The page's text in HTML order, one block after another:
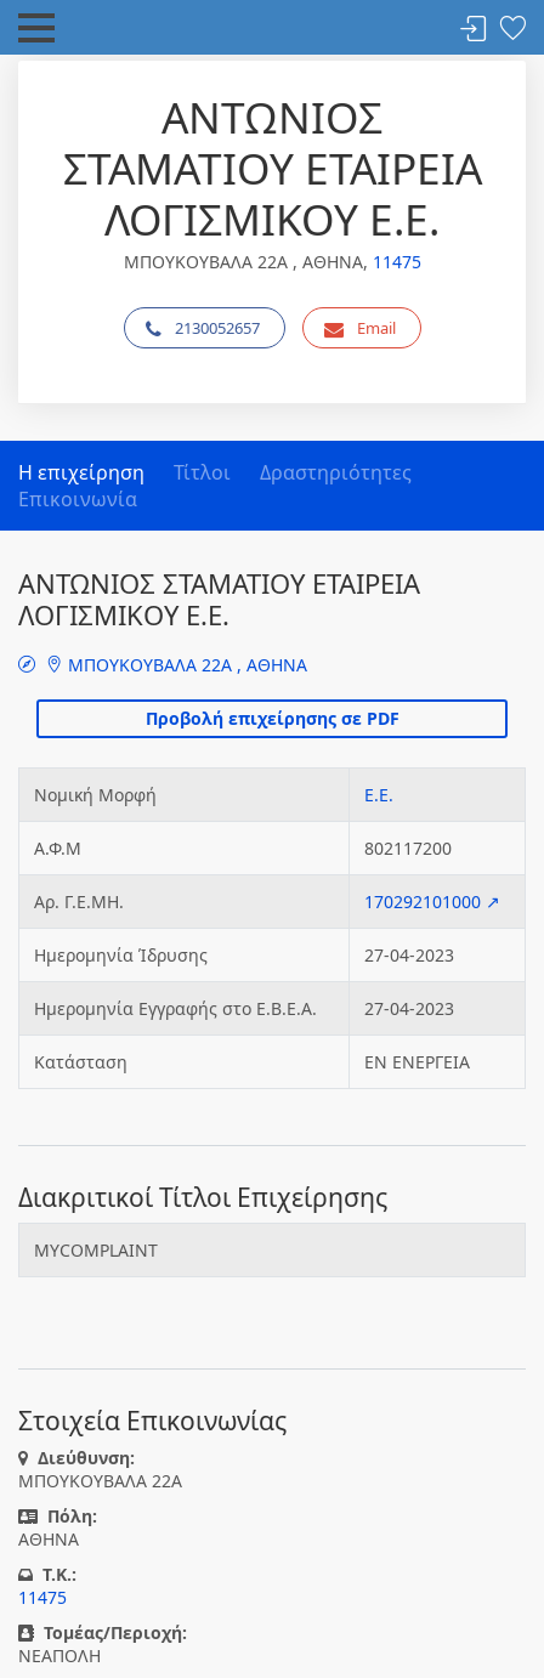
ΑΝΤΩΝΙΟΣ
ΣΤΑΜΑΤΙΟΥ ΕΤΑΙΡΕΙΑ
ΛΟΓΙΣΜΙΚΟΥ Ε.Ε.
ΜΠΟΥΚΟΥΒΑΛΑ 22Α , ΑΘΗΝΑ, 11475
2130052657 Email
Η επιχείρηση Τίτλοι
Δραστηριότητες
Επικοινωνία
ΑΝΤΩΝΙΟΣ ΣΤΑΜΑΤΙΟΥ ΕΤΑΙΡΕΙΑ
ΛΟΓΙΣΜΙΚΟΥ Ε.Ε.
ΜΠΟΥΚΟΥΒΑΛΑ 22Α , ΑΘΗΝΑ
Νομική Μορφή Ε.Ε.
Α.Φ.Μ 802117200
Αρ. Γ.Ε.ΜΗ. 170292101000 ↗
Ημερομηνία Ίδρυσης 27-04-2023
Ημερομηνία Εγγραφής στο Ε.Β.Ε.Α. 27-04-2023
Κατάσταση ΕΝ ΕΝΕΡΓΕΙΑ
Διακριτικοί Τίτλοι Επιχείρησης
MYCOMPLAINT
Στοιχεία Επικοινωνίας
Διεύθυνση:
ΜΠΟΥΚΟΥΒΑΛΑ 22Α
Πόλη:
ΑΘΗΝΑ
T.K.:
11475
Τομέας/Περιοχή:
ΝΕΑΠΟΛΗ